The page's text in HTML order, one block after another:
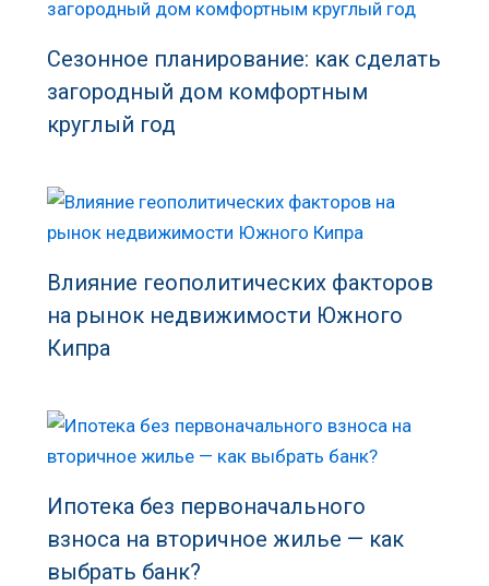
Сезонное планирование: как сделать
загородный дом комфортным
круглый год
Влияние геополитических факторов
на рынок недвижимости Южного
Кипра
Ипотека без первоначального
взноса на вторичное жилье — как
выбрать банк?